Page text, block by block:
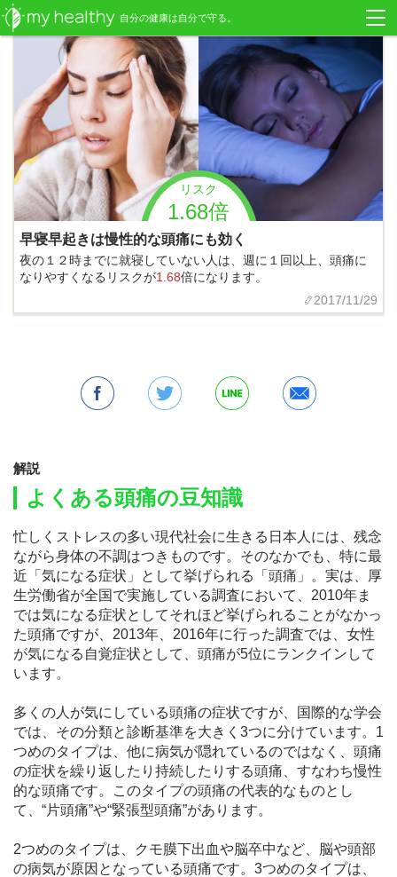
リスク
1.68倍
早寝早起きは慢性的な頭痛にも効く
夜の１２時までに就寝していない人は、週に１回以上、頭痛に
なりやすくなるリスクが1.68倍になります。
2017/11/29
解説
よくある頭痛の豆知識
忙しくストレスの多い現代社会に生きる日本人には、残念
ながら身体の不調はつきものです。そのなかでも、特に最
近「気になる症状」として挙げられる「頭痛」。実は、厚
生労働省が全国で実施している調査において、2010年ま
では気になる症状としてそれほど挙げられることがなかっ
た頭痛ですが、2013年、2016年に行った調査では、女性
が気になる自覚症状として、頭痛が5位にランクインして
います。
多くの人が気にしている頭痛の症状ですが、国際的な学会
では、その分類と診断基準を大きく3つに分けています。1
つめのタイプは、他に病気が隠れているのではなく、頭痛
の症状を繰り返したり持続したりする頭痛、すなわち慢性
的な頭痛です。このタイプの頭痛の代表的なものとし
て、“片頭痛”や“緊張型頭痛”があります。
2つめのタイプは、クモ膜下出血や脳卒中など、脳や頭部
の病気が原因となっている頭痛です。3つめのタイプは、
自分の健康は自分で守る。